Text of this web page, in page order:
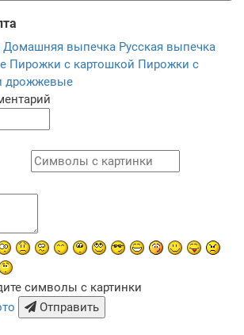
Домашняя выпечка Русская выпечка
Пирожки с картошкой Пирожки с
дрожжевые
символы с картинки
Отправить